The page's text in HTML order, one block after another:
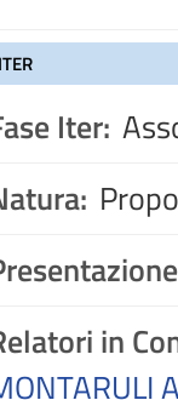
ITER
Iter:
in